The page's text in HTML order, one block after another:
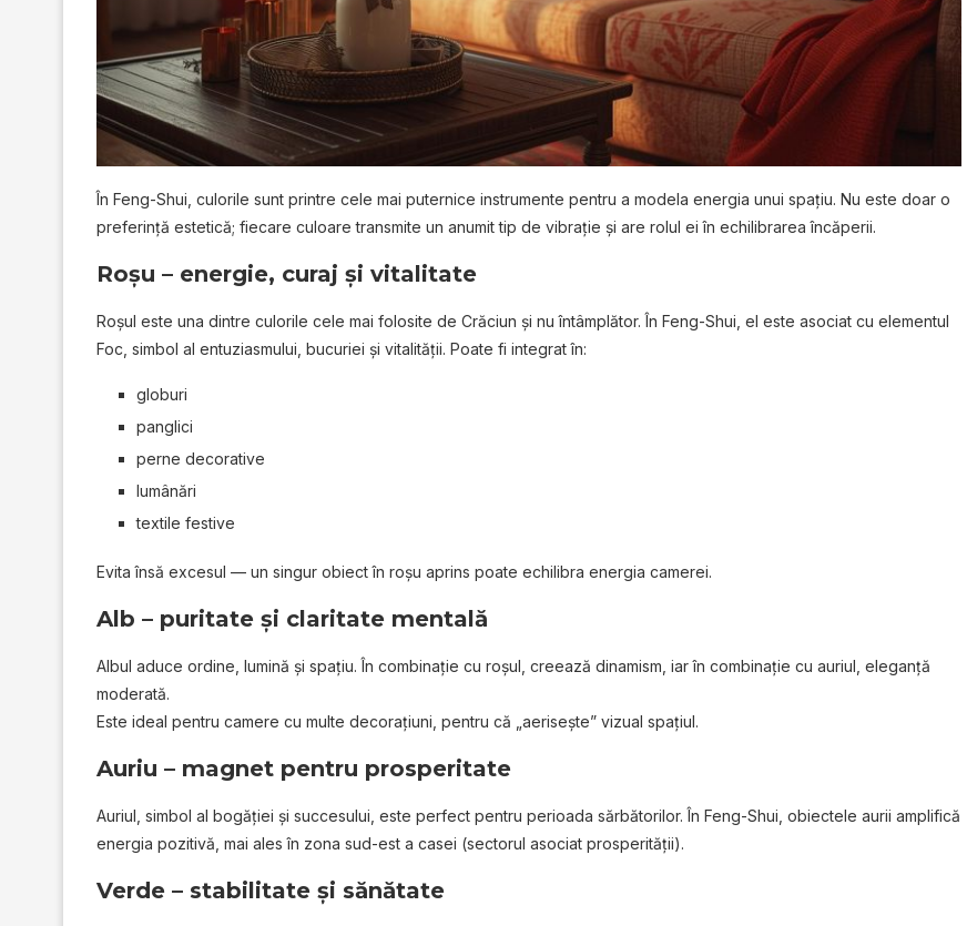
În Feng-Shui, culorile sunt printre cele mai puternice instrumente pentru a modela energia unui spațiu. Nu este doar o
preferință estetică; fiecare culoare transmite un anumit tip de vibrație și are rolul ei în echilibrarea încăperii.
Roșu – energie, curaj și vitalitate
Roșul este una dintre culorile cele mai folosite de Crăciun și nu întâmplător. În Feng-Shui, el este asociat cu elementul
Foc, simbol al entuziasmului, bucuriei și vitalității. Poate fi integrat în:
globuri
panglici
perne decorative
lumânări
textile festive
Evita însă excesul — un singur obiect în roșu aprins poate echilibra energia camerei.
Alb – puritate și claritate mentală
Albul aduce ordine, lumină și spațiu. În combinație cu roșul, creează dinamism, iar în combinație cu auriul, eleganță
moderată.
Este ideal pentru camere cu multe decorațiuni, pentru că „aerisește” vizual spațiul.
Auriu – magnet pentru prosperitate
Auriul, simbol al bogăției și succesului, este perfect pentru perioada sărbătorilor. În Feng-Shui, obiectele aurii amplifică
energia pozitivă, mai ales în zona sud-est a casei (sectorul asociat prosperității).
Verde – stabilitate și sănătate